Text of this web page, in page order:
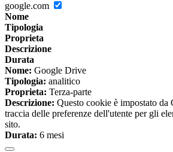
google.com
Nome
Tipologia
Proprieta
Descrizione
Durata
Nome: Google Drive
Tipologia: analitico
Proprieta: Terza-parte
Descrizione: Questo cookie è impostato da
traccia delle preferenze dell'utente per gli
sito.
Durata: 6 mesi